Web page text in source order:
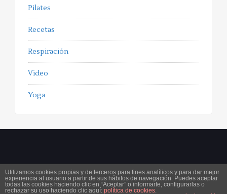
Pilates
Recetas
Respiración
Video
Yoga
Copyright 2025ferorpinell.com. All Rights Reserved. Aviso legalCondiciones generales de
Utilizamos cookies propias y de terceros para fines analíticos y para dar mejor
experiencia al usuario a partir de sus hábitos de navegación. Puedes aceptar
todas las cookies haciendo clic en “Aceptar” o informarte, configurarlas o
rechazar su uso haciendo clic aquí: política de cookies.